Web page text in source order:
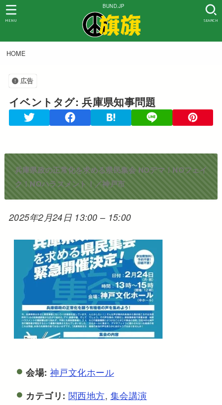
BUND.JP
SEARCH
MENU
HOME
広告
イベントタグ:兵庫県知事問題
兵庫県政の正常化を求める県民集会 NOデマ！NOフェイ
ク！NOハラスメント！／神戸市
2025年2月24日 13:00 – 15:00
会場: 神戸文化ホール
カテゴリ: 関西地方, 集会講演